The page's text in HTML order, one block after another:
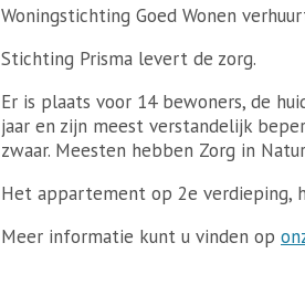
Woningstichting Goed Wonen
Stichting Prisma levert de zorg.
Er is plaats voor 14 bewoners, de
jaar en zijn meest verstandelijk
zwaar. Meesten hebben Zorg in
Het appartement op 2e verdieping,
Meer informatie kunt u vinden op